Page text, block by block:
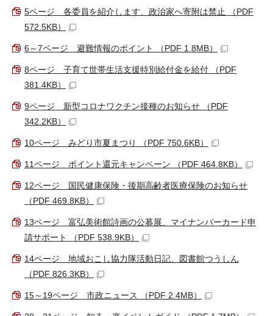
5ページ 各委員を紹介します、政治家へ寄附は禁止 （PDF
572.5KB）
6～7ページ 避難情報のポイント （PDF 1.8MB）
8ページ 子育て世帯生活支援特別給付金を給付 （PDF
381.4KB）
9ページ 新型コロナワクチン接種のお知らせ （PDF
342.2KB）
10ページ みどり市夏まつり （PDF 750.6KB）
11ページ ポイント還元キャンペーン （PDF 464.8KB）
12ページ 国民健康保険・後期高齢者医療保険のお知らせ
（PDF 469.8KB）
13ページ 富弘美術館詩画の公募展、マイナンバーカード申
請サポート （PDF 538.9KB）
14ページ 地域おこし協力隊活動日記、図書館つうしん
（PDF 826.3KB）
15～19ページ 市政ニュース （PDF 2.4MB）